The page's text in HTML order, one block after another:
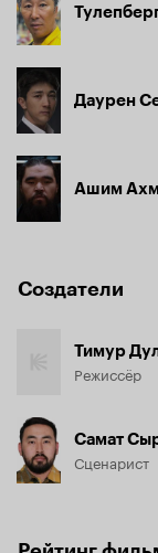
Даурен
Ашим
Создатели
Тимур
Режиссёр
Самат
Сценарист